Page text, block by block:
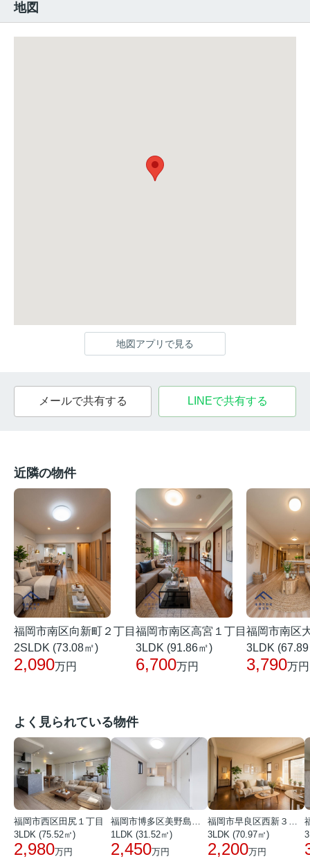
地図
地図アプリで見る
メールで共有する LINEで共有する
近隣の物件
福岡市南区向新町２丁目
2SLDK (73.08㎡)
2,090万円
福岡市南区高宮１丁目
3LDK (91.86㎡)
6,700万円
福岡市南区
3LDK
3,790万円
よく見られている物件
福岡市西区田尻１丁目
3LDK (75.52㎡)
2,980万円
1LDK (31.52㎡)
2,450万円
3LDK (70.97㎡)
2,200万円